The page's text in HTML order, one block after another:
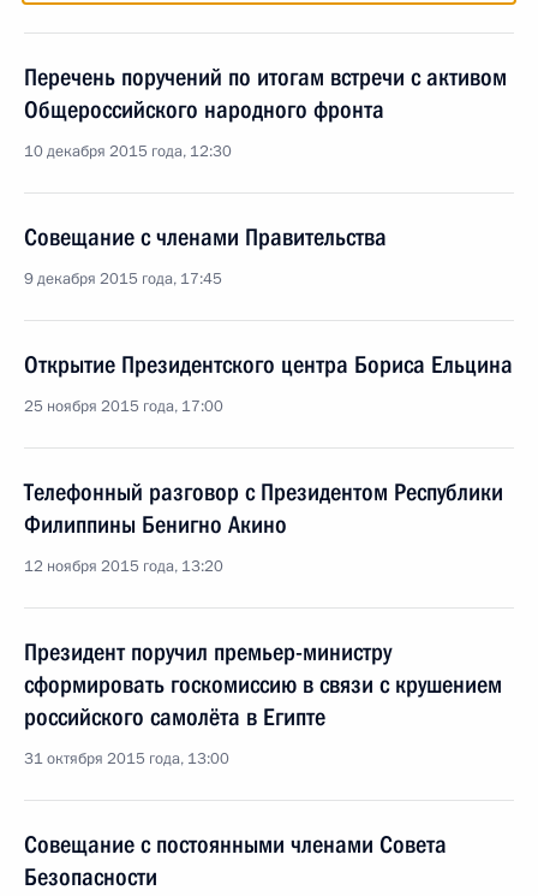
Перечень поручений по итогам встречи с активом
Общероссийского народного фронта
10 декабря 2015 года, 12:30
Совещание с членами Правительства
9 декабря 2015 года, 17:45
Открытие Президентского центра Бориса Ельцина
25 ноября 2015 года, 17:00
Телефонный разговор с Президентом Республики
Филиппины Бенигно Акино
12 ноября 2015 года, 13:20
Президент поручил премьер-министру
сформировать госкомиссию в связи с крушением
российского самолёта в Египте
31 октября 2015 года, 13:00
Совещание с постоянными членами Совета
Безопасности